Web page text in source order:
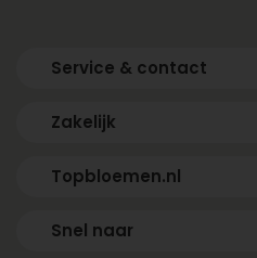
Service & contact
Zakelijk
Topbloemen.nl
Snel naar